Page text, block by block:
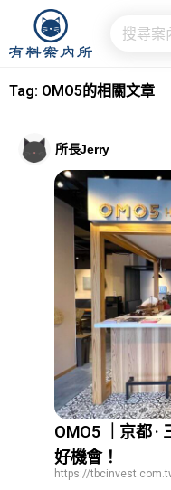
Tag: OMO5的相關文章
所長Jerry
OMO5 ｜京都 ·
好機會！
https://